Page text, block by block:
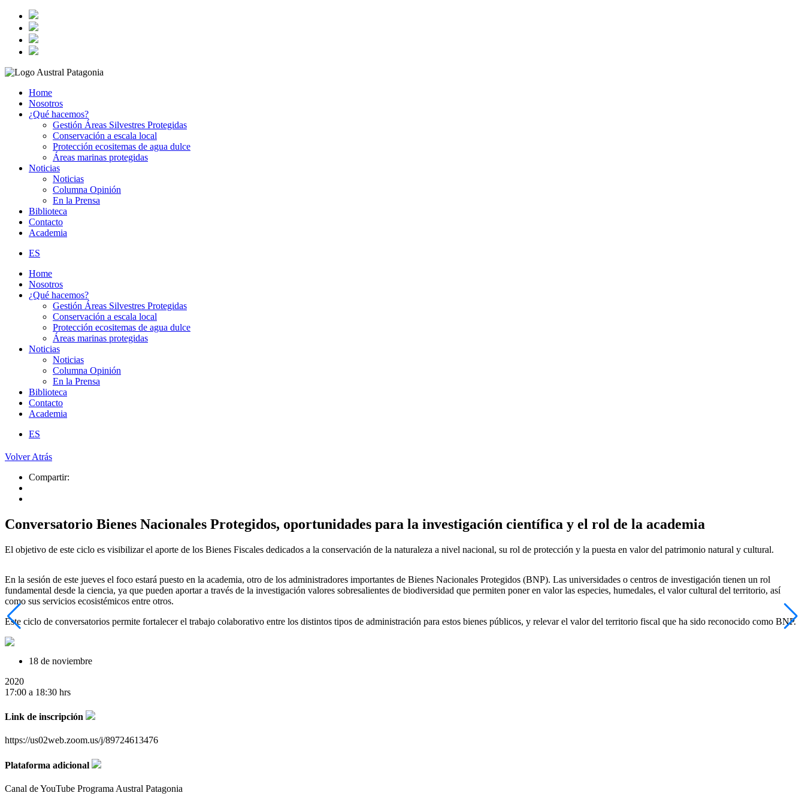
Home
Nosotros
¿Qué hacemos?
Gestión Áreas Silvestres Protegidas
Conservación a escala local
Protección ecositemas de agua dulce
Áreas marinas protegidas
Noticias
Noticias
Columna Opinión
En la Prensa
Biblioteca
Contacto
Academia
ES
Home
Nosotros
¿Qué hacemos?
Gestión Áreas Silvestres Protegidas
Conservación a escala local
Protección ecositemas de agua dulce
Áreas marinas protegidas
Noticias
Noticias
Columna Opinión
En la Prensa
Biblioteca
Contacto
Academia
ES
Volver Atrás
Compartir:
Conversatorio Bienes Nacionales Protegidos, oportunidades para la investigación científica y el rol de la academia
El objetivo de este ciclo es visibilizar el aporte de los Bienes Fiscales dedicados a la conservación de la naturaleza a nivel nacional, su rol de protección y la puesta en valor del patrimonio natural y cultural.
En la sesión de este jueves el foco estará puesto en la academia, otro de los administradores importantes de Bienes Nacionales Protegidos (BNP). Las universidades o centros de investigación tienen un rol
fundamental desde la ciencia, ya que pueden aportar a través de la investigación valores sobresalientes de biodiversidad que permiten poner en valor las especies, humedales, el valor cultural del territorio, así
como sus servicios ecosistémicos entre otros.
Este ciclo de conversatorios permite fortalecer el trabajo colaborativo entre los distintos tipos de administración para estos bienes públicos, y relevar el valor del territorio fiscal que ha sido reconocido como BNP.
18 de noviembre
2020
17:00 a 18:30 hrs
Link de inscripción
https://us02web.zoom.us/j/89724613476
Plataforma adicional
Canal de YouTube Programa Austral Patagonia